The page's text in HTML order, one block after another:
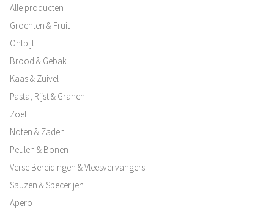
Alle producten
Groenten & Fruit
Ontbijt
Brood & Gebak
Kaas & Zuivel
Pasta, Rijst & Granen
Zoet
Noten & Zaden
Peulen & Bonen
Verse Bereidingen & Vleesvervangers
Sauzen & Specerijen
Apero